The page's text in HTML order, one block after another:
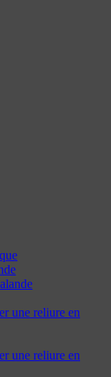
une reliure en
une reliure en